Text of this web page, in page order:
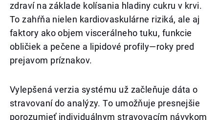
zdraví na základe kolísania hladiny cukru v krvi.
To zahŕňa nielen kardiovaskulárne riziká, ale aj
faktory ako objem viscerálneho tuku, funkcie
obličiek a pečene a lipidové profily—roky pred
prejavom príznakov.
Vylepšená verzia systému už začleňuje dáta o
stravovaní do analýzy. To umožňuje presnejšie
porozumieť individuálnym stravovacím návykom